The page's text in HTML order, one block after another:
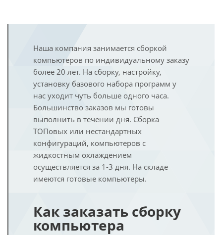
Наша компания занимается сборкой
компьютеров по индивидуальному заказу
более 20 лет. На сборку, настройку,
установку базового набора программ у
нас уходит чуть больше одного часа.
Большинство заказов мы готовы
выполнить в течении дня. Сборка
ТОПовых или нестандартных
конфигураций, компьютеров с
жидкостным охлаждением
осуществляется за 1-3 дня. На складе
имеются готовые компьютеры.
Как заказать сборку
компьютера